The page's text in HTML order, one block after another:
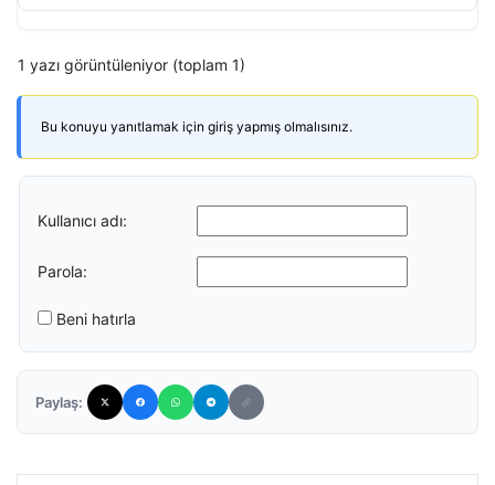
1 yazı görüntüleniyor (toplam 1)
Bu konuyu yanıtlamak için giriş yapmış olmalısınız.
Kullanıcı adı:
Parola:
Beni hatırla
Paylaş: